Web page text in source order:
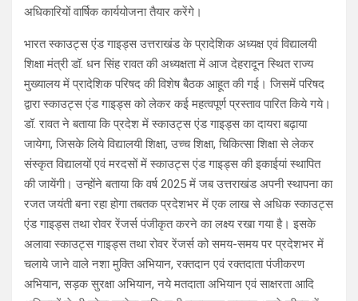
अधिकारियों वार्षिक कार्ययोजना तैयार करेंगे।
भारत स्काउट्स एंड गाइड्स उत्तराखंड के प्रादेशिक अध्यक्ष एवं विद्यालयी
शिक्षा मंत्री डॉ. धन सिंह रावत की अध्यक्षता में आज देहरादून स्थित राज्य
मुख्यालय में प्रादेशिक परिषद की विशेष बैठक आहूत की गई। जिसमें परिषद
द्वारा स्काउट्स एंड गाइड्स को लेकर कई महत्वपूर्ण प्रस्ताव पारित किये गये।
डॉ. रावत ने बताया कि प्रदेश में स्काउट्स एंड गाइड्स का दायरा बढ़ाया
जायेगा, जिसके लिये विद्यालयी शिक्षा, उच्च शिक्षा, चिकित्सा शिक्षा से लेकर
संस्कृत विद्यालयों एवं मरदसों में स्काउट्स एंड गाइड्स की इकाईयां स्थापित
की जायेंगी। उन्होंने बताया कि वर्ष 2025 में जब उत्तराखंड अपनी स्थापना का
रजत जयंती बना रहा होगा तबतक प्रदेशभर में एक लाख से अधिक स्काउट्स
एंड गाइड्स तथा रोवर रेंजर्स पंजीकृत करने का लक्ष्य रखा गया है। इसके
अलावा स्काउट्स गाइड्स तथा रोवर रेंजर्स को समय-समय पर प्रदेशभर में
चलाये जाने वाले नशा मुक्ति अभियान, रक्तदान एवं रक्तदाता पंजीकरण
अभियान, सड़क सुरक्षा अभियान, नये मतदाता अभियान एवं साक्षरता आदि